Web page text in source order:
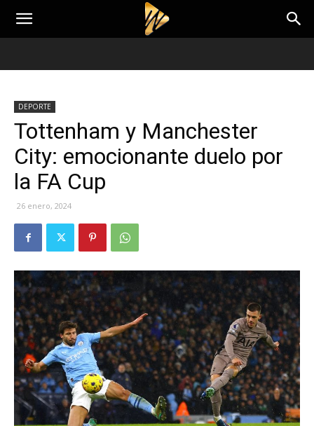
DEPORTE
Tottenham y Manchester
City: emocionante duelo por
la FA Cup
26 enero, 2024